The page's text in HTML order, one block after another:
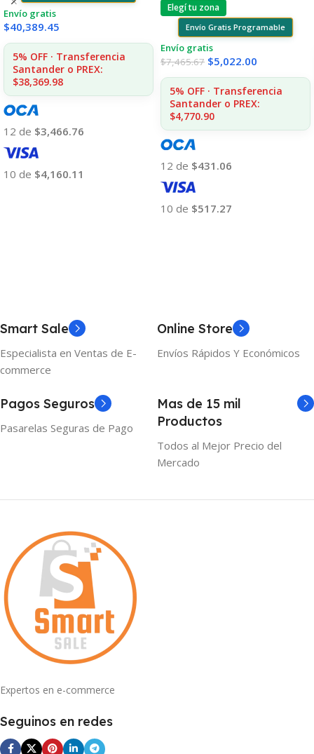
Envío gratis
$40,389.45
5% OFF · Transferencia
Santander o PREX:
$38,369.98
12 de $3,466.76
10 de $4,160.11
Elegí tu zona
Envío Gratis Programable
Envío gratis
$7,465.67 $5,022.00
5% OFF · Transferencia
Santander o PREX:
$4,770.90
12 de $431.06
10 de $517.27
Smart Sale
Especialista en Ventas de E-
commerce
Online Store
Envíos Rápidos Y Económicos
Pagos Seguros
Pasarelas Seguras de Pago
Mas de 15 mil
Productos
Todos al Mejor Precio del
Mercado
Expertos en e-commerce
Seguinos en redes